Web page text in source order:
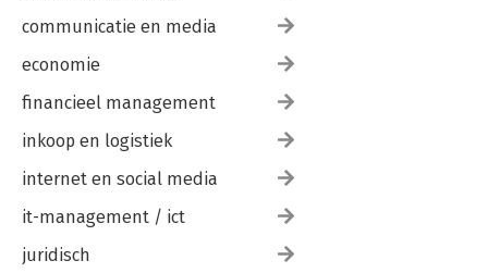
communicatie en media
economie
financieel management
inkoop en logistiek
internet en social media
it-management / ict
juridisch